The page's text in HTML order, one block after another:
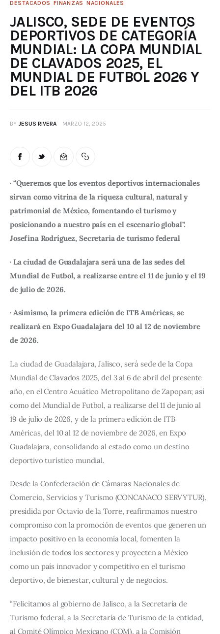
DESTACADOS FINANZAS NACIONALES
JALISCO, SEDE DE EVENTOS
DEPORTIVOS DE CATEGORÍA
MUNDIAL: LA COPA MUNDIAL
DE CLAVADOS 2025, EL
MUNDIAL DE FUTBOL 2026 Y
DEL ITB 2026
BY JESUS RIVERA MARZO 12, 2025
· “Queremos que los eventos deportivos internacionales
sirvan como vitrina de la riqueza cultural, natural y
patrimonial de México, fomentando el turismo y
posicionando a nuestro país en el escenario global”.
Josefina Rodríguez, Secretaria de turismo federal
· La ciudad de Guadalajara será una de las sedes del
Mundial de Futbol, a realizarse entre el 11 de junio y el 19
de julio de 2026.
· Asimismo, la primera edición de ITB Américas, se
realizará en Expo Guadalajara del 10 al 12 de noviembre
de 2026.
La ciudad de Guadalajara, Jalisco, será sede de la Copa
Mundial de Clavados 2025, del 3 al 6 de abril del presente
año, en el Centro Acuático Metropolitano de Zapopan; así
como del Mundial de Futbol, a realizarse del 11 de junio al
19 de julio de 2026, y de la primera edición de ITB
Américas, del 10 al 12 de noviembre de 2026, en Expo
Guadalajara, consolidando al estado como un destino
deportivo turístico mundial.
Desde la Confederación de Cámaras Nacionales de
Comercio, Servicios y Turismo (CONCANACO SERVYTUR),
presidida por Octavio de la Torre, reafirmamos nuestro
compromiso con la promoción de eventos que generen un
impacto positivo en la economía local, fomenten la
inclusión de todos los sectores y proyecten a México
como un país innovador y competitivo en el turismo
deportivo, de bienestar, cultural y de negocios.
“Felicitamos al gobierno de Jalisco, a la Secretaría de
Turismo federal, a la Secretaría de Turismo de la entidad,
al Comité Olímpico Mexicano (COM), a la Comisión